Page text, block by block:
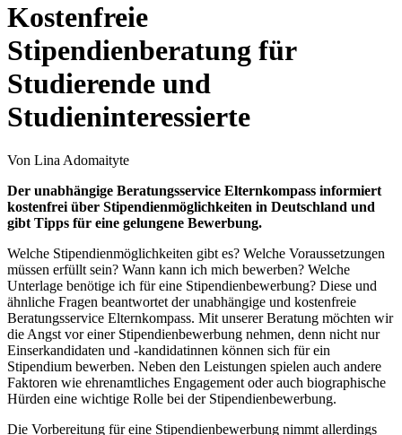
Kostenfreie
Stipendienberatung für
Studierende und
Studieninteressierte
Von Lina Adomaityte
Der unabhängige Beratungsservice Elternkompass informiert
kostenfrei über Stipendienmöglichkeiten in Deutschland und
gibt Tipps für eine gelungene Bewerbung.
Welche Stipendienmöglichkeiten gibt es? Welche Voraussetzungen
müssen erfüllt sein? Wann kann ich mich bewerben? Welche
Unterlage benötige ich für eine Stipendienbewerbung? Diese und
ähnliche Fragen beantwortet der unabhängige und kostenfreie
Beratungsservice Elternkompass. Mit unserer Beratung möchten wir
die Angst vor einer Stipendienbewerbung nehmen, denn nicht nur
Einserkandidaten und -kandidatinnen können sich für ein
Stipendium bewerben. Neben den Leistungen spielen auch andere
Faktoren wie ehrenamtliches Engagement oder auch biographische
Hürden eine wichtige Rolle bei der Stipendienbewerbung.
Die Vorbereitung für eine Stipendienbewerbung nimmt allerdings